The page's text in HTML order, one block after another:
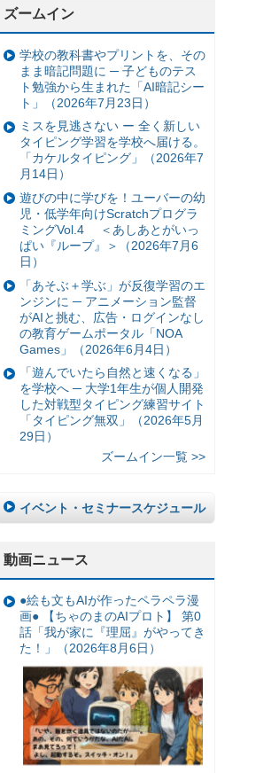
ズームイン
学校の教科書やプリントを、その
まま暗記問題に ─ 子どものテス
ト勉強から生まれた「AI暗記シー
ト」（2026年7月23日）
ミスを見逃さない ー 全く新しい
タイピング学習を学校へ届ける。
「カケルタイピング」（2026年7
月14日）
遊びの中に学びを！ユーバーの幼
児・低学年向けScratchプログラ
ミングVol.4 ＜あしあとがいっ
ぱい『ループ』＞（2026年7月6
日）
「あそぶ＋学ぶ」が反復学習のエ
ンジンに ─ アニメーション監督
がAIと挑む、広告・ログインなし
の教育ゲームポータル「NOA
Games」（2026年6月4日）
「遊んでいたら自然と速くなる」
を学校へ ─ 大学1年生が個人開発
した対戦型タイピング練習サイト
「タイピング無双」（2026年5月
29日）
ズームイン一覧 >>
イベント・セミナースケジュール
動画ニュース
●絵も文もAIが作ったペラペラ漫
画● 【ちゃのまのAIプロト】 第0
話「我が家に『理屈』がやってき
た！」（2026年8月6日）